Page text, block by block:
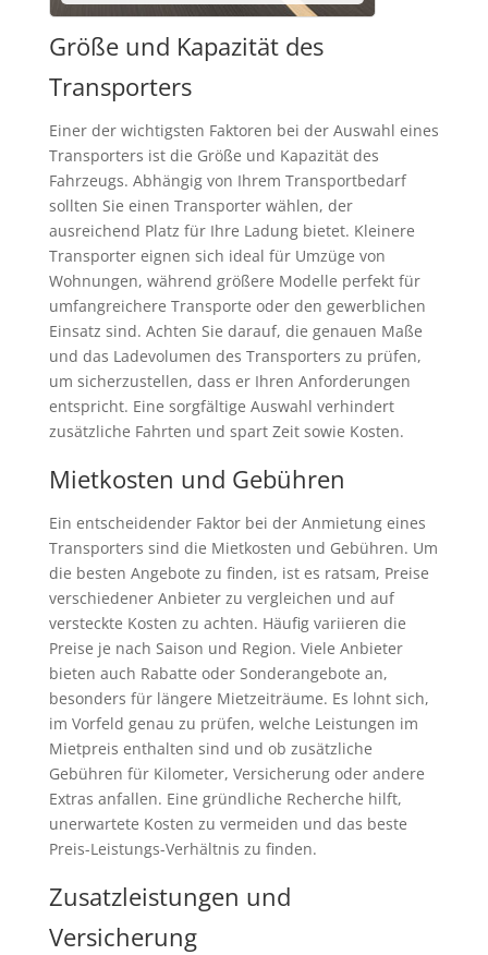
Größe und Kapazität des
Transporters
Einer der wichtigsten Faktoren bei der Auswahl eines
Transporters ist die Größe und Kapazität des
Fahrzeugs. Abhängig von Ihrem Transportbedarf
sollten Sie einen Transporter wählen, der
ausreichend Platz für Ihre Ladung bietet. Kleinere
Transporter eignen sich ideal für Umzüge von
Wohnungen, während größere Modelle perfekt für
umfangreichere Transporte oder den gewerblichen
Einsatz sind. Achten Sie darauf, die genauen Maße
und das Ladevolumen des Transporters zu prüfen,
um sicherzustellen, dass er Ihren Anforderungen
entspricht. Eine sorgfältige Auswahl verhindert
zusätzliche Fahrten und spart Zeit sowie Kosten.
Mietkosten und Gebühren
Ein entscheidender Faktor bei der Anmietung eines
Transporters sind die Mietkosten und Gebühren. Um
die besten Angebote zu finden, ist es ratsam, Preise
verschiedener Anbieter zu vergleichen und auf
versteckte Kosten zu achten. Häufig variieren die
Preise je nach Saison und Region. Viele Anbieter
bieten auch Rabatte oder Sonderangebote an,
besonders für längere Mietzeiträume. Es lohnt sich,
im Vorfeld genau zu prüfen, welche Leistungen im
Mietpreis enthalten sind und ob zusätzliche
Gebühren für Kilometer, Versicherung oder andere
Extras anfallen. Eine gründliche Recherche hilft,
unerwartete Kosten zu vermeiden und das beste
Preis-Leistungs-Verhältnis zu finden.
Zusatzleistungen und
Versicherung